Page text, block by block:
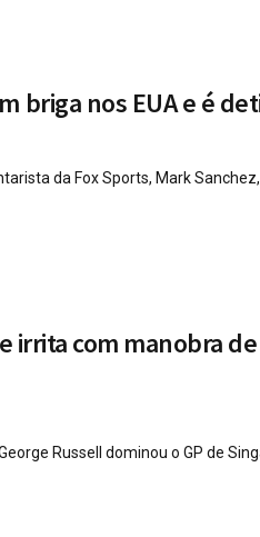
briga nos EUA e é
da Fox Sports, Mark
irrita com manobra
Russell dominou o GP de